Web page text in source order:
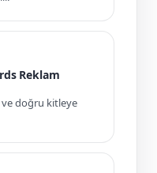
Reklam
ve doğru kitleye